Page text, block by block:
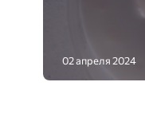
02 апреля 2024